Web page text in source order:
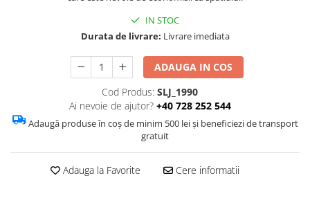
IN STOC
Durata de livrare: Livrare imediata
ADAUGA IN COS
Cod Produs: SLJ_1990
Ai nevoie de ajutor? +40 728 252 544
Adaugă produse în coș de minim 500 lei și beneficiezi de transport
gratuit
Adauga la Favorite Cere informatii